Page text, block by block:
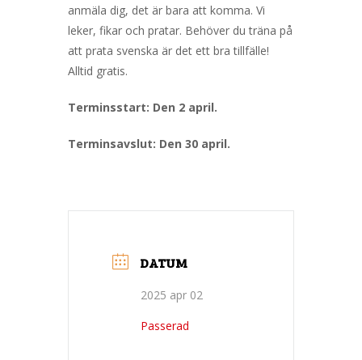
anmäla dig, det är bara att komma. Vi
leker, fikar och pratar. Behöver du träna på
att prata svenska är det ett bra tillfälle!
Alltid gratis.
Terminsstart: Den 2 april.
Terminsavslut: Den 30 april.
DATUM
2025 apr 02
Passerad